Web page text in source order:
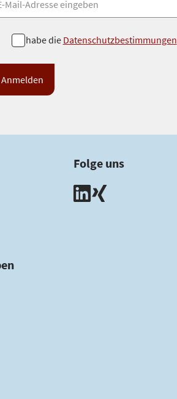
Ich habe die Datenschutzbestimmungen
Folge uns